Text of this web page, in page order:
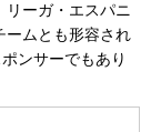
ーガ・エスパニ
ームとも形容され
ンサーでもあり